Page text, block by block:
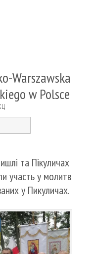
Warszawska
w Polsce
та Пікуличах
участь у молитв
у Пикуличах.